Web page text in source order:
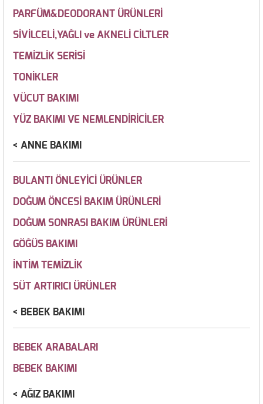
PARFÜM&DEODORANT ÜRÜNLERİ
SİVİLCELİ,YAĞLI ve AKNELİ CİLTLER
TEMİZLİK SERİSİ
TONİKLER
VÜCUT BAKIMI
YÜZ BAKIMI VE NEMLENDİRİCİLER
ANNE BAKIMI
BULANTI ÖNLEYİCİ ÜRÜNLER
DOĞUM ÖNCESİ BAKIM ÜRÜNLERİ
DOĞUM SONRASI BAKIM ÜRÜNLERİ
GÖĞÜS BAKIMI
İNTİM TEMİZLİK
SÜT ARTIRICI ÜRÜNLER
BEBEK BAKIMI
BEBEK ARABALARI
BEBEK BAKIMI
AĞIZ BAKIMI